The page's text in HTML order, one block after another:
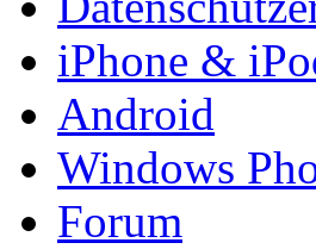
iPhone &
Android
Windows
Forum